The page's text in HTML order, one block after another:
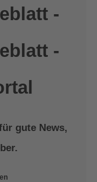
-
-
gute News,